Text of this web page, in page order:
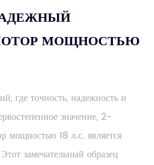
МОЩНОСТЬЮ
где точность, надежность и
значение, 2-
мощностью 18 л.с. является
замечательный образец